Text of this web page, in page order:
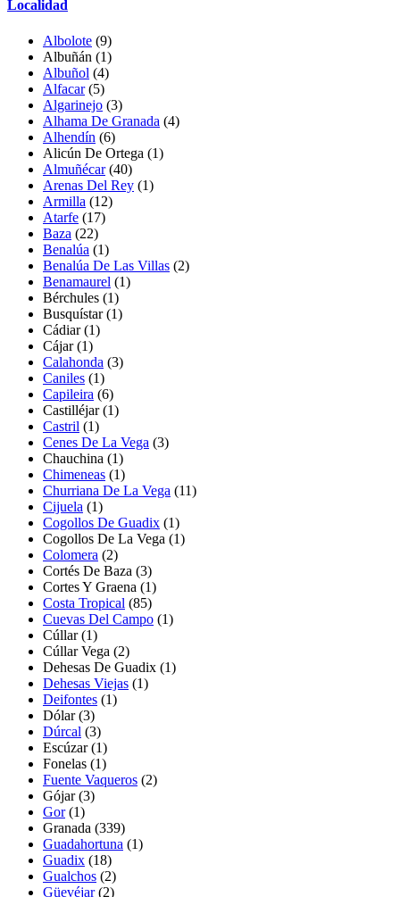
Localidad
Albolote (9)
Albuñán (1)
Albuñol (4)
Alfacar(5)
Algarinejo (3)
Alhama De Granada (4)
Alhendín (6)
Alicún De Ortega (1)
Almuñécar(40)
Arenas Del Rey (1)
Armilla (12)
Atarfe (17)
Baza (22)
Benalúa (1)
Benalúa De Las Villas (2)
Benamaurel (1)
Bérchules (1)
Busquístar(1)
Cádiar(1)
Cájar(1)
Calahonda (3)
Caniles (1)
Capileira (6)
Castilléjar(1)
Castril (1)
Cenes De La Vega (3)
Chauchina (1)
Chimeneas (1)
Churriana De La Vega (11)
Cijuela (1)
Cogollos De Guadix (1)
Cogollos De La Vega (1)
Colomera (2)
Cortés De Baza (3)
Cortes Y Graena (1)
Costa Tropical (85)
Cuevas Del Campo (1)
Cúllar(1)
Cúllar Vega (2)
Dehesas De Guadix (1)
Dehesas Viejas (1)
Deifontes (1)
Dólar(3)
Dúrcal (3)
Escúzar(1)
Fonelas (1)
Fuente Vaqueros (2)
Gójar(3)
Gor(1)
Granada (339)
Guadahortuna (1)
Guadix (18)
Gualchos (2)
Güevéjar(2)